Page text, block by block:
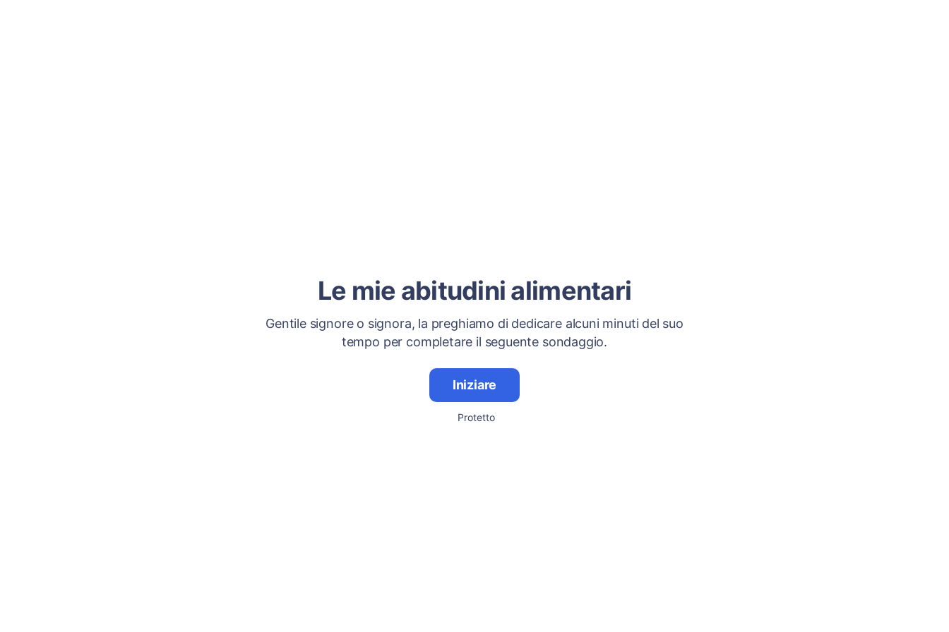
Le mie abitudini alimentari
Gentile signore o signora, la preghiamo di dedicare alcuni minuti del suo
tempo per completare il seguente sondaggio.
Iniziare
Protetto